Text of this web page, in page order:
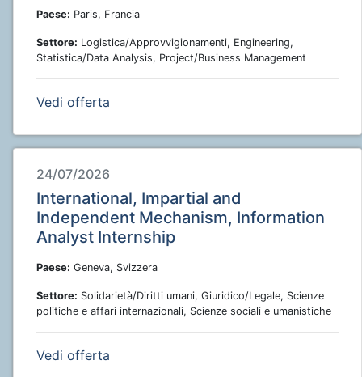
Paese: Paris, Francia
Settore: Logistica/Approvvigionamenti, Engineering,
Statistica/Data Analysis, Project/Business Management
Vedi offerta
24/07/2026
International, Impartial and
Independent Mechanism, Information
Analyst Internship
Paese: Geneva, Svizzera
Settore: Solidarietà/Diritti umani, Giuridico/Legale, Scienze
politiche e affari internazionali, Scienze sociali e umanistiche
Vedi offerta